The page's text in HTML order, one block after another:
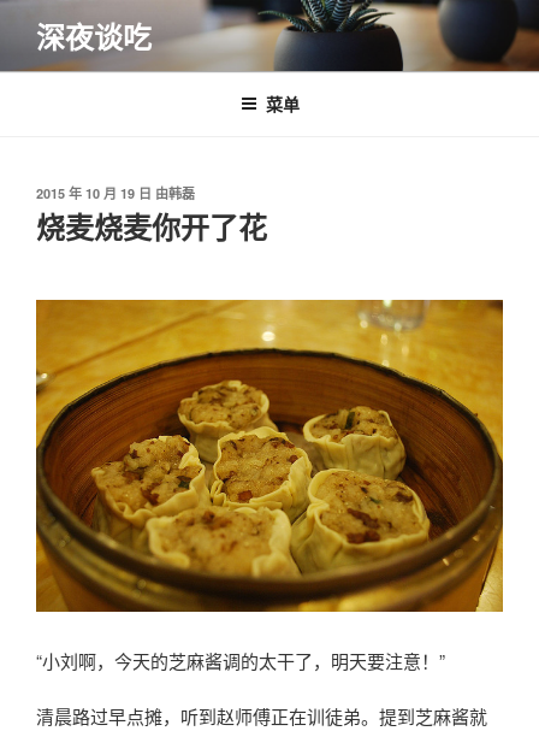
内
深夜谈吃
菜单
发
布
于
2015 年 10 月 19 日 由韩磊
烧麦烧麦你开了花
“小刘啊，今天的芝麻酱调的太干了，明天要注意！”
清晨路过早点摊，听到赵师傅正在训徒弟。提到芝麻酱就